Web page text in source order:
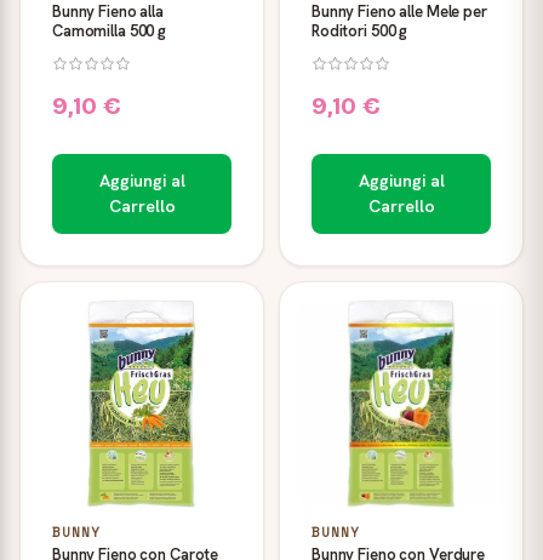
Bunny Fieno alla
Camomilla 500 g
9,10 €
Aggiungi al
Carrello
Bunny Fieno alle Mele per
Roditori 500 g
9,10 €
Aggiungi al
Carrello
BUNNY
Bunny Fieno con Carote
BUNNY
Bunny Fieno con Verdure